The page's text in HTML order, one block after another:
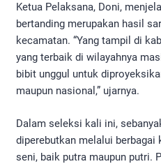
​Ketua Pelaksana, Doni,
bertanding merupakan hasil
kecamatan. “Yang tampil di
yang terbaik di wilayahnya
bibit unggul untuk
maupun nasional,” ujarnya.
​Dalam seleksi kali ini,
diperebutkan melalui berbagai
seni, baik putra maupun putri.